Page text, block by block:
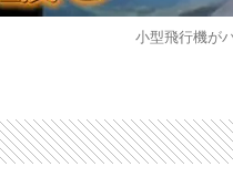
小型飛行機が